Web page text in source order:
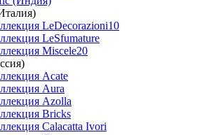
LeDecorazioni10
LeSfumature
Miscele20
Acate
Aura
Azolla
Bricks
Calacatta Ivori